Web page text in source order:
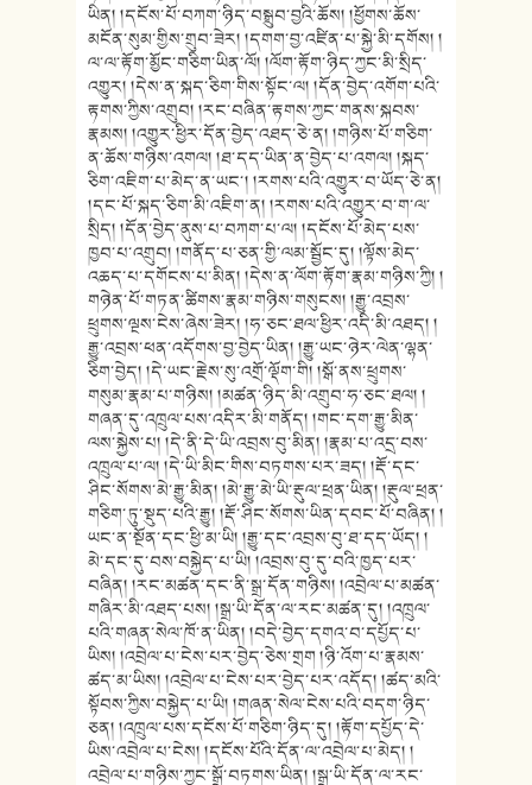
ཡིན། །དངོས་པོ་བཀག་ཉིད་བསྒྲུབ་བྱའི་ཆོས། །ཕྱོགས་ཆོས་
མངོན་སུམ་གྱིས་གྲུབ་ཟེར། །དགག་བྱ་འཛིན་པ་སྐྱེ་མི་དགོས། །
ལ་ལ་རྟོག་མྱོང་གཅིག་ཡིན་ལོ། །ལོག་རྟོག་ཉིད་ཀྱང་མི་སྲིད་
འགྱུར། །དེས་ན་སྐད་ཅིག་གིས་སྟོང་ལ། །དོན་བྱེད་འགོག་པའི་
རྟགས་ཀྱིས་འགྲུབ། །རང་བཞིན་རྟགས་ཀྱང་གནས་སྐབས་
རྣམས། །འགྱུར་ཕྱིར་དོན་བྱེད་འཐད་ཅེ་ན། །གཉིས་པོ་གཅིག་
ན་ཆོས་གཉིས་འགལ། །ཐ་དད་ཡིན་ན་བྱེད་པ་འགལ། །སྐད་
ཅིག་འཇིག་པ་མེད་ན་ཡང་། །རགས་པའི་འགྱུར་བ་ཡོད་ཅེ་ན།
།དང་པོ་སྐད་ཅིག་མི་འཇིག་ན། །རགས་པའི་འགྱུར་བ་ག་ལ་
སྲིད། །དོན་བྱེད་ནུས་པ་བཀག་པ་ལ། །དངོས་པོ་མེད་པས་
ཁྱབ་པ་འགྲུབ། །གནོད་པ་ཅན་གྱི་ལམ་སྦྱོང་དུ། །ལྟོས་མེད་
འཆད་པ་དགོངས་པ་མིན། །དེས་ན་ལོག་རྟོག་རྣམ་གཉིས་ཀྱི། །
གཉེན་པོ་གཏན་ཚིགས་རྣམ་གཉིས་གསུངས། །རྒྱུ་འབྲས་
ཕྲུགས་ལྔས་ངེས་ཞེས་ཟེར། །ཧ་ཅང་ཐལ་ཕྱིར་འདི་མི་འཐད། །
རྒྱུ་འབྲས་ཕན་འདོགས་བྱ་བྱེད་ཡིན། །རྒྱུ་ཡང་ཉེར་ལེན་ལྷན་
ཅིག་བྱེད། །དེ་ཡང་རྗེས་སུ་འགྲོ་ལྡོག་གི། །སྒོ་ནས་ཕྲུགས་
གསུམ་རྣམ་པ་གཉིས། །མཚན་ཉིད་མི་འགྲུབ་ཧ་ཅང་ཐལ། །
གཞན་དུ་འཁྲུལ་པས་འདིར་མི་གནོད། །གང་དག་རྒྱུ་མིན་
ལས་སྐྱེས་པ། །དེ་ནི་དེ་ཡི་འབྲས་བུ་མིན། །རྣམ་པ་འདྲ་བས་
འཁྲུལ་པ་ལ། །དེ་ཡི་མིང་གིས་བཏགས་པར་ཟད། །རྡོ་དང་
ཤིང་སོགས་མེ་རྒྱུ་མིན། །མེ་རྒྱུ་མེ་ཡི་རྡུལ་ཕྲན་ཡིན། །རྡུལ་ཕྲན་
གཅིག་ཏུ་སྡུད་པའི་རྒྱུ། །རྡོ་ཤིང་སོགས་ཡིན་དབང་པོ་བཞིན། །
ཡང་ན་སྔོན་དང་ཕྱི་མ་ཡི། །རྒྱུ་དང་འབྲས་བུ་ཐ་དད་ཡོད། །
མེ་དང་དུ་བས་བསྐྱེད་པ་ཡི། །འབྲས་བུ་དུ་བའི་ཁྱད་པར་
བཞིན། །རང་མཚན་དང་ནི་སྒྲ་དོན་གཉིས། །འབྲེལ་པ་མཚན་
གཞིར་མི་འཐད་པས། །སྒྲ་ཡི་དོན་ལ་རང་མཚན་དུ། །འཁྲུལ་
པའི་གཞན་སེལ་ཁོ་ན་ཡིན། །བདེ་བྱེད་དགའ་བ་དཔྱོད་པ་
ཡིས། །འབྲེལ་པ་ངེས་པར་བྱེད་ཅེས་གྲག །ཉི་འོག་པ་རྣམས་
ཚད་མ་ཡིས། །འབྲེལ་པ་ངེས་པར་བྱེད་པར་འདོད། །ཚད་མའི་
སྟོབས་ཀྱིས་བསྐྱེད་པ་ཡི། །གཞན་སེལ་ངེས་པའི་བདག་ཉིད་
ཅན། །འཁྲུལ་པས་དངོས་པོ་གཅིག་ཉིད་དུ། །རྟོག་དཔྱོད་དེ་
ཡིས་འབྲེལ་པ་ངེས། །དངོས་པོའི་དོན་ལ་འབྲེལ་པ་མེད། །
འབྲེལ་པ་གཉིས་ཀྱང་སྒྲོ་བཏགས་ཡིན། །སྒྲ་ཡི་དོན་ལ་རང་